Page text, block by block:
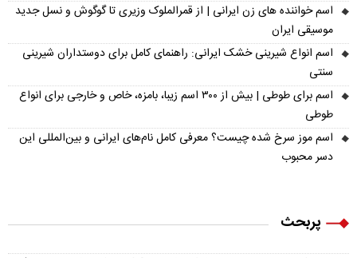
اسم خواننده های زن ایرانی | از قمرالملوک وزیری تا گوگوش و نسل جدید
موسیقی ایران
اسم انواع شیرینی خشک ایرانی: راهنمای کامل برای دوستداران شیرینی
سنتی
اسم برای طوطی | بیش از ۳۰۰ اسم زیبا، بامزه، خاص و خارجی برای انواع
طوطی
اسم موز سرخ شده چیست؟ معرفی کامل نام‌های ایرانی و بین‌المللی این
دسر محبوب
پربحث